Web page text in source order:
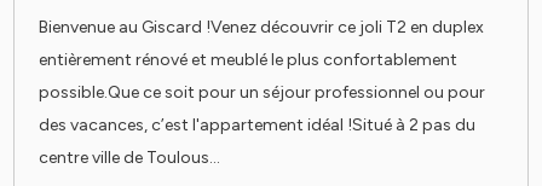
Bienvenue au Giscard !Venez découvrir ce joli T2 en duplex
entièrement rénové et meublé le plus confortablement
possible.Que ce soit pour un séjour professionnel ou pour
des vacances, c’est l'appartement idéal !Situé à 2 pas du
centre ville de Toulous...